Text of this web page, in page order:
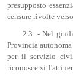
presupposto
censure rivolte
2.3. - Nel
Provincia
per il servizio
riconoscersi